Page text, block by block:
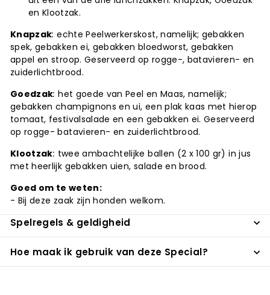
en Klootzak.
Knapzak:echte Peelwerkerskost, namelijk; gebakken
spek, gebakken ei, gebakken bloedworst, gebakken
appel en stroop. Geserveerd op rogge-, batavieren- en
zuiderlichtbrood.
Goedzak: het goede van Peel en Maas, namelijk;
gebakken champignons en ui, een plak kaas met hierop
tomaat, festivalsalade en een gebakken ei. Geserveerd
op rogge- batavieren- en zuiderlichtbrood.
Klootzak: twee ambachtelijke ballen (2 x 100 gr) in jus
met heerlijk gebakken uien, salade en brood.
Goed om te weten:
- Bij deze zaak zijn honden welkom.
Spelregels & geldigheid
Hoe maak ik gebruik van deze Special?